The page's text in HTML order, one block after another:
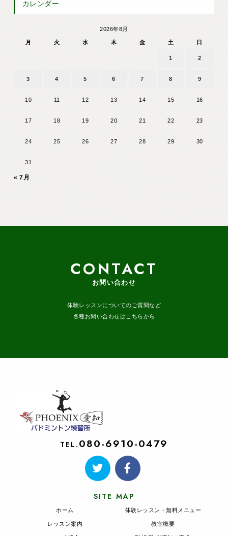
カレンダー
2026年8月
月 火 水 木 金 土 日
1 2
3 4 5 6 7 8 9
10 11 12 13 14 15 16
17 18 19 20 21 22 23
24 25 26 27 28 29 30
31
« 7月
CONTACT
お問い合わせ
体験レッスンについてのご質問など
各種お問い合わせはこちらから
TEL. 080-6910-0479
SITE MAP
ホーム
レッスン案内
体験レッスン・無料メニュー
教室概要